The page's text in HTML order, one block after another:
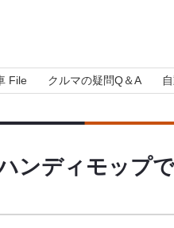
File クルマの疑問Q＆A
ンディモップ